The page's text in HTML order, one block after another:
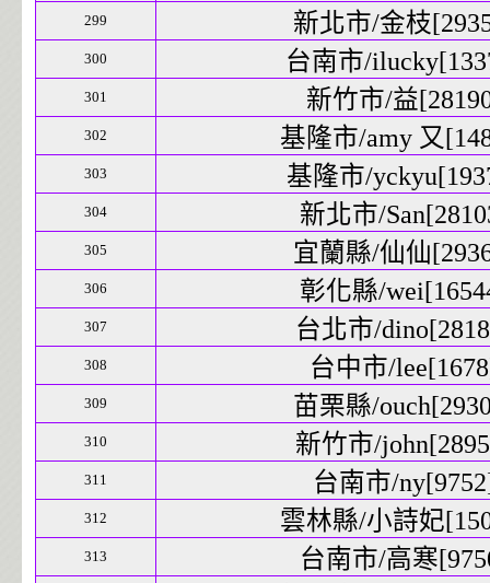
299 新北市/金枝
300 台南市/
301 新竹市/益
302 基隆市/amy 又
303 基隆市/
304 新北市/
305 宜蘭縣/仙仙
306 彰化縣/
307 台北市/
308 台中市/
309 苗栗縣/
310 新竹市/
311 台南市/
312 雲林縣/小詩妃
313 台南市/高寒